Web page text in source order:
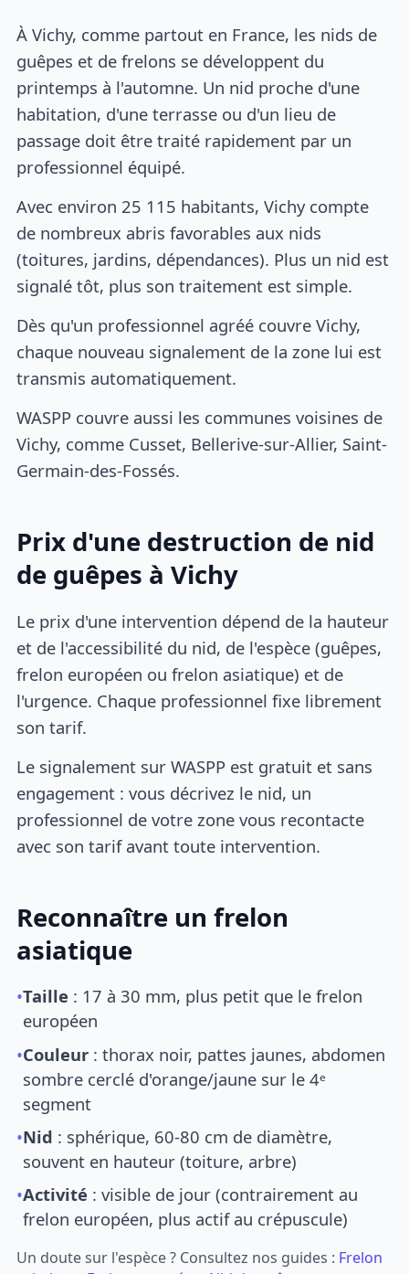
À Vichy, comme partout en France, les nids de
guêpes et de frelons se développent du
printemps à l'automne. Un nid proche d'une
habitation, d'une terrasse ou d'un lieu de
passage doit être traité rapidement par un
professionnel équipé.
Avec environ 25 115 habitants, Vichy compte
de nombreux abris favorables aux nids
(toitures, jardins, dépendances). Plus un nid est
signalé tôt, plus son traitement est simple.
Dès qu'un professionnel agréé couvre Vichy,
chaque nouveau signalement de la zone lui est
transmis automatiquement.
WASPP couvre aussi les communes voisines de
Vichy, comme Cusset, Bellerive-sur-Allier, Saint-
Germain-des-Fossés.
Prix d'une destruction de nid
de guêpes à Vichy
Le prix d'une intervention dépend de la hauteur
et de l'accessibilité du nid, de l'espèce (guêpes,
frelon européen ou frelon asiatique) et de
l'urgence. Chaque professionnel fixe librement
son tarif.
Le signalement sur WASPP est gratuit et sans
engagement : vous décrivez le nid, un
professionnel de votre zone vous recontacte
avec son tarif avant toute intervention.
Reconnaître un frelon
asiatique
•Taille : 17 à 30 mm, plus petit que le frelon
européen
•Couleur : thorax noir, pattes jaunes, abdomen
sombre cerclé d'orange/jaune sur le 4ᵉ
segment
•Nid : sphérique, 60-80 cm de diamètre,
souvent en hauteur (toiture, arbre)
•Activité : visible de jour (contrairement au
frelon européen, plus actif au crépuscule)
Un doute sur l'espèce ? Consultez nos guides : Frelon